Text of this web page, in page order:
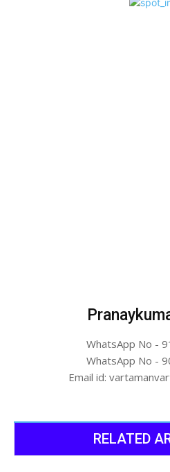
WhatsApp No -
WhatsApp No -
Email id:
RELATED